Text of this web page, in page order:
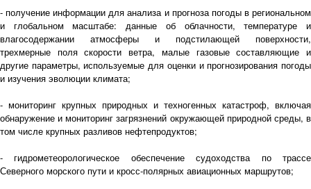
- получение информации для анализа и прогноза погоды в региональном
и глобальном масштабе: данные об облачности, температуре и
влагосодержании атмосферы и подстилающей поверхности,
трехмерные поля скорости ветра, малые газовые составляющие и
другие параметры, используемые для оценки и прогнозирования погоды
и изучения эволюции климата;
- мониторинг крупных природных и техногенных катастроф, включая
обнаружение и мониторинг загрязнений окружающей природной среды, в
том числе крупных разливов нефтепродуктов;
- гидрометеорологическое обеспечение судоходства по трассе
Северного морского пути и кросс-полярных авиационных маршрутов;